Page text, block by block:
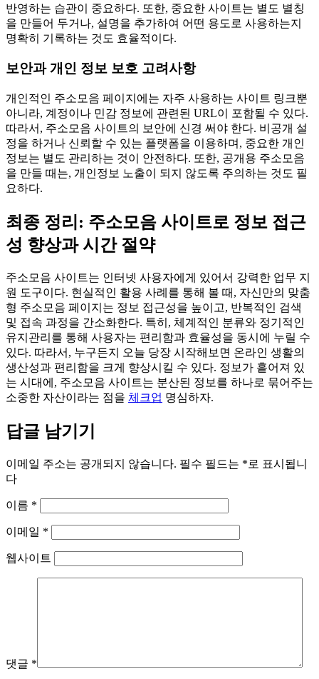
반영하는 습관이 중요하다. 또한, 중요한 사이트는 별도 별칭
을 만들어 두거나, 설명을 추가하여 어떤 용도로 사용하는지
명확히 기록하는 것도 효율적이다.
보안과 개인 정보 보호 고려사항
개인적인 주소모음 페이지에는 자주 사용하는 사이트 링크뿐
아니라, 계정이나 민감 정보에 관련된 URL이 포함될 수 있다.
따라서, 주소모음 사이트의 보안에 신경 써야 한다. 비공개 설
정을 하거나 신뢰할 수 있는 플랫폼을 이용하며, 중요한 개인
정보는 별도 관리하는 것이 안전하다. 또한, 공개용 주소모음
을 만들 때는, 개인정보 노출이 되지 않도록 주의하는 것도 필
요하다.
최종 정리: 주소모음 사이트로 정보 접근
성 향상과 시간 절약
주소모음 사이트는 인터넷 사용자에게 있어서 강력한 업무 지
원 도구이다. 현실적인 활용 사례를 통해 볼 때, 자신만의 맞춤
형 주소모음 페이지는 정보 접근성을 높이고, 반복적인 검색
및 접속 과정을 간소화한다. 특히, 체계적인 분류와 정기적인
유지관리를 통해 사용자는 편리함과 효율성을 동시에 누릴 수
있다. 따라서, 누구든지 오늘 당장 시작해보면 온라인 생활의
생산성과 편리함을 크게 향상시킬 수 있다. 정보가 흩어져 있
는 시대에, 주소모음 사이트는 분산된 정보를 하나로 묶어주는
소중한 자산이라는 점을 체크업 명심하자.
답글 남기기
이메일 주소는 공개되지 않습니다. 필수 필드는 *로 표시됩니
다
이름 *
이메일 *
웹사이트
댓글 *